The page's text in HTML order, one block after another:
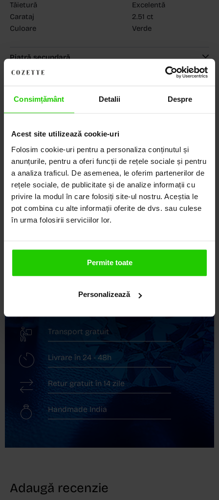
Consimțământ Detalii Despre
Acest site utilizează cookie-uri
Folosim cookie-uri pentru a personaliza conținutul și
anunțurile, pentru a oferi funcții de rețele sociale și pentru
a analiza traficul. De asemenea, le oferim partenerilor de
rețele sociale, de publicitate și de analize informații cu
privire la modul în care folosiți site-ul nostru. Aceștia le
pot combina cu alte informații oferite de dvs. sau culese
în urma folosirii serviciilor lor.
Permite toate
Personalizează
Tăietură
Excelentă
Carataj
2.51 ct
Culoare
Verde
Piatră secundară
COZETTE - Dorobanți(vezi detalii)
COZETTE - Sediu central(vezi detalii)
Descoperă Lumea COZETTE,
LOCUL UNDE STILUL
DEVINE ARTĂ!
COZETTE este destinația ta de top pentru bijuterii
Ne mândrim cu o vastă experiență în realizarea celor
mai sofisticate bijuterii din aur, argint și pietre
Transport gratuit
Livrare în 24 - 48h
Retur gratuit în 14 zile
Handmade India
Adaugă recenzie